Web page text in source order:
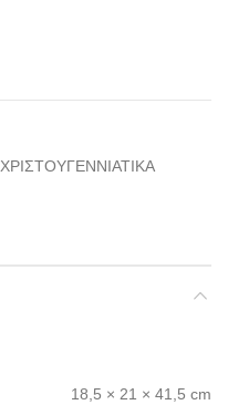
ΧΡΙΣΤΟΥΓΕΝΝΙΑΤΙΚΑ
18,5 × 21 × 41,5 cm